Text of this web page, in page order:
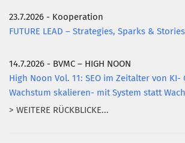
23.7.2026 - Kooperation
FUTURE LEAD – Strategies, Sparks &
14.7.2026 - BVMC – HIGH NOON
High Noon Vol. 11: SEO im Zeitalter von KI-
Wachstum skalieren- mit System statt
> WEITERE RÜCKBLICKE...